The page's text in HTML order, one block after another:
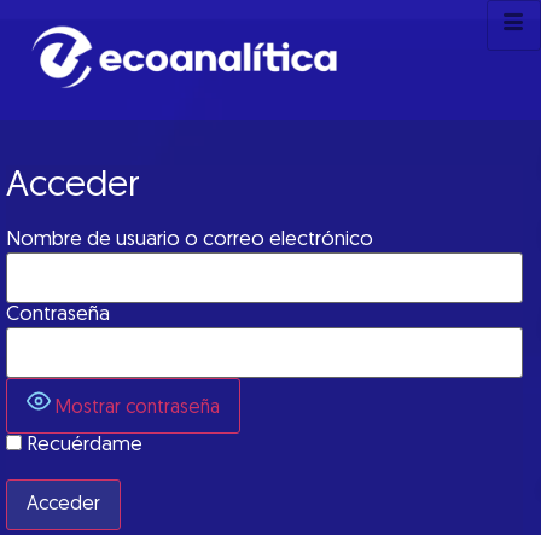
Acceder
Nombre de usuario o correo electrónico
Contraseña
Mostrar contraseña
Recuérdame